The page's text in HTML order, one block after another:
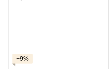
−9%